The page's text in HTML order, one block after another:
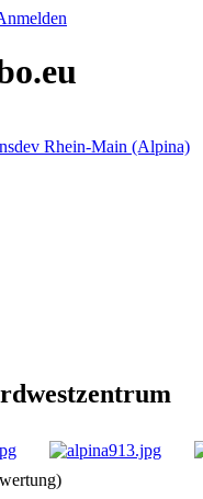
Rhein-Main (Alpina)